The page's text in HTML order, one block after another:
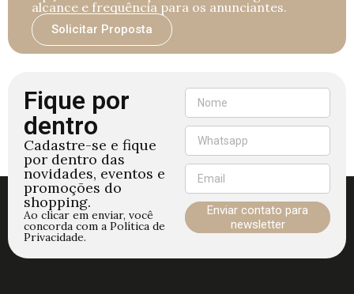
alcance e frequência para os anunciantes.
Solicitar Proposta
Fique por
dentro
Cadastre-se e fique
por dentro das
novidades, eventos e
promoções do
shopping.
Ao clicar em enviar, você
concorda com a Política de
Privacidade.
Enviar contato para
newsletter